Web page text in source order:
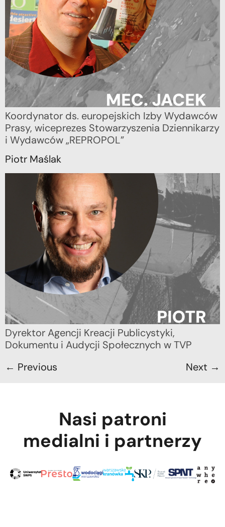
Koordynator ds. europejskich Izby Wydawców
Prasy, wiceprezes Stowarzyszenia Dziennikarzy
i Wydawców „REPROPOL”
Piotr Maślak
Dyrektor Agencji Kreacji Publicystyki,
Dokumentu i Audycji Społecznych w TVP
← Previous Next →
Nasi patroni
medialni i partnerzy